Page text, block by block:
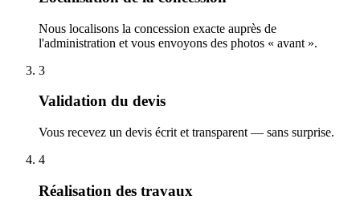
Nous localisons la concession exacte auprès de
l'administration et vous envoyons des photos « avant ».
3
Validation du devis
Vous recevez un devis écrit et transparent — sans surprise.
4
Réalisation des travaux